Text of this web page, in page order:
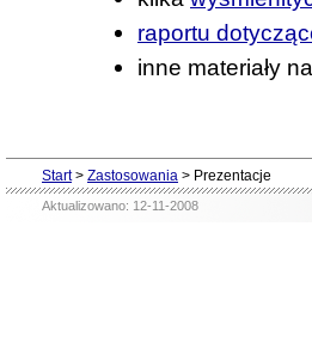
raportu
inne materiały na
Start> Zastosowania > Prezentacje
Aktualizowano: 12-11-2008